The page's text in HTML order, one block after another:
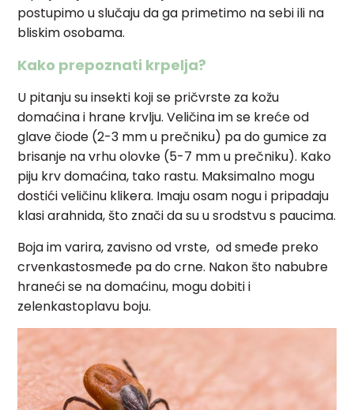
postupimo u slučaju da ga primetimo na sebi ili na
bliskim osobama.
Kako prepoznati krpelja?
U pitanju su insekti koji se pričvrste za kožu
domaćina i hrane krvlju. Veličina im se kreće od
glave čiode (2-3 mm u prečniku) pa do gumice za
brisanje na vrhu olovke (5-7 mm u prečniku). Kako
piju krv domaćina, tako rastu. Maksimalno mogu
dostići veličinu klikera. Imaju osam nogu i pripadaju
klasi arahnida, što znači da su u srodstvu s paucima.
Boja im varira, zavisno od vrste, od smeđe preko
crvenkastosmeđe pa do crne. Nakon što nabubre
hraneći se na domaćinu, mogu dobiti i
zelenkastoplavu boju.